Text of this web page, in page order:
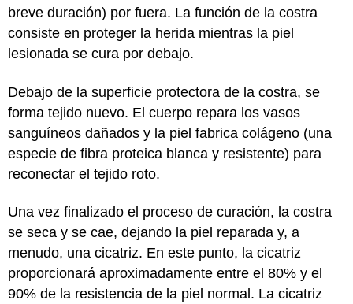
breve duración) por fuera. La función de la costra
consiste en proteger la herida mientras la piel
lesionada se cura por debajo.
Debajo de la superficie protectora de la costra, se
forma tejido nuevo. El cuerpo repara los vasos
sanguíneos dañados y la piel fabrica colágeno (una
especie de fibra proteica blanca y resistente) para
reconectar el tejido roto.
Una vez finalizado el proceso de curación, la costra
se seca y se cae, dejando la piel reparada y, a
menudo, una cicatriz. En este punto, la cicatriz
proporcionará aproximadamente entre el 80% y el
90% de la resistencia de la piel normal. La cicatriz